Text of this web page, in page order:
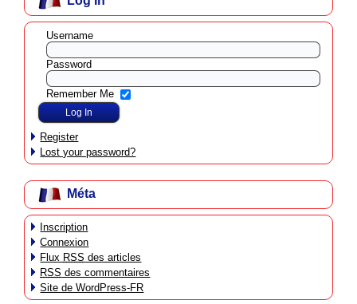
Username
Password
Remember Me
Register
Lost your password?
Méta
Inscription
Connexion
Flux RSS des articles
RSS des commentaires
Site de WordPress-FR